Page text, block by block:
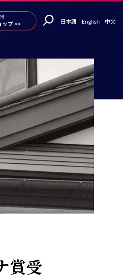
日本語 English 中文
賞受